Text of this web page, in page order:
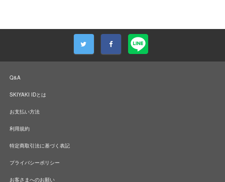
Q&A
SKIYAKI IDとは
お支払い方法
利用規約
特定商取引法に基づく表記
プライバシーポリシー
お客さまへのお願い